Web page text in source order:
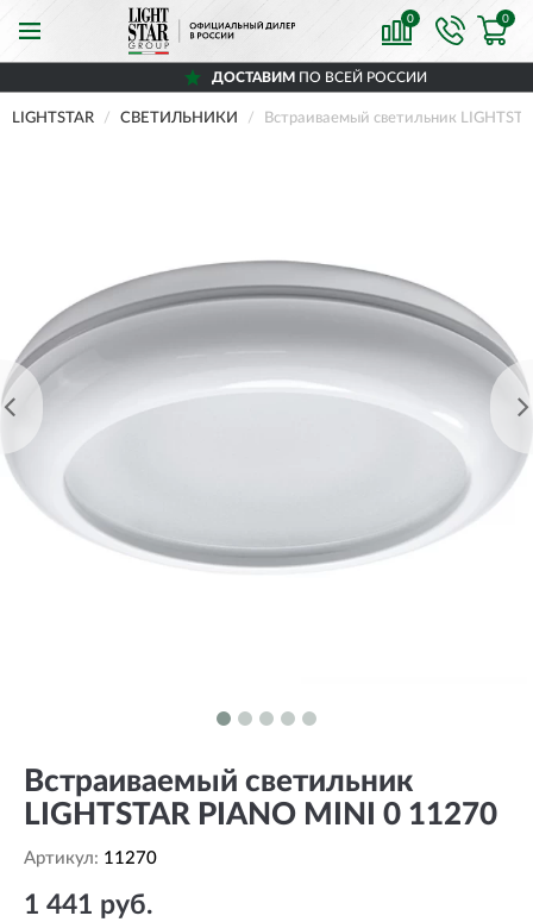
0 0
ДОСТАВИМПО ВСЕЙ РОССИИ
LIGHTSTAR СВЕТИЛЬНИКИ Встраиваемый светильник
Встраиваемый светильник
LIGHTSTAR PIANO MINI 0 11270
Артикул: 11270
1 441 руб.